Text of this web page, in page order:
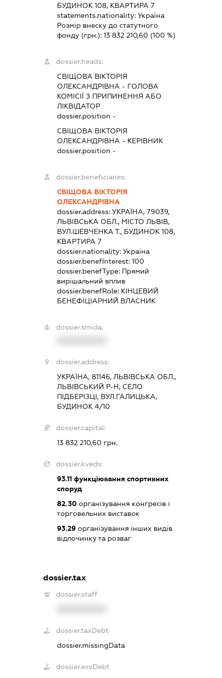
БУДИНОК 108, КВАРТИРА 7
statements.nationality: Україна
Розмір внеску до статутного
фонду (грн.): 13 832 210,60 (100 %)
dossier.heads:
СВІЩОВА ВІКТОРІЯ
ОЛЕКСАНДРІВНА - ГОЛОВА
КОМІСІЇ З ПРИПИНЕННЯ АБО
ЛІКВІДАТОР
dossier.position -
СВІЩОВА ВІКТОРІЯ
ОЛЕКСАНДРІВНА - КЕРІВНИК
dossier.position -
dossier.beneficiaries:
СВІЩОВА ВІКТОРІЯ
ОЛЕКСАНДРІВНА
dossier.address: УКРАЇНА, 79039,
ЛЬВІВСЬКА ОБЛ., МІСТО ЛЬВІВ,
ВУЛ.ШЕВЧЕНКА Т., БУДИНОК 108,
КВАРТИРА 7
dossier.nationality: Україна
dossier.benefInterest: 100
dossier.benefType: Прямий
вирішальний вплив
dossier.benefRole: КІНЦЕВИЙ
БЕНЕФІЦІАРНИЙ ВЛАСНИК
dossier.smida:
dossier.address:
УКРАЇНА, 81146, ЛЬВІВСЬКА ОБЛ.,
ЛЬВІВСЬКИЙ Р-Н, СЕЛО
ПІДБЕРІЗЦІ, ВУЛ.ГАЛИЦЬКА,
БУДИНОК 4/10
dossier.capital:
13 832 210,60 грн.
dossier.kveds:
93.11функціювання спортивних
споруд
82.30організування конгресів і
торговельних виставок
93.29організування інших видів
відпочинку та розваг
dossier.tax
dossier.staff
dossier.taxDebt
dossier.missingData
dossier.esvDebt